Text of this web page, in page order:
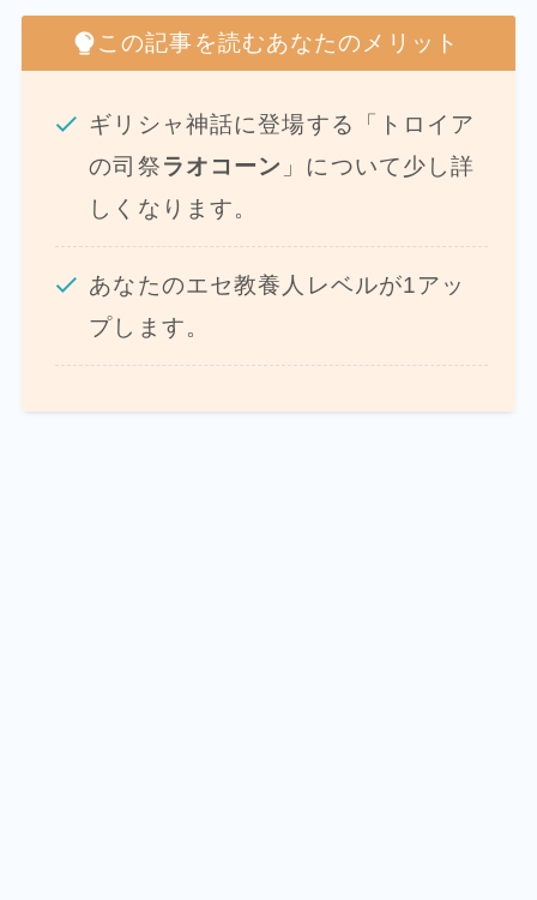
この記事を読むあなたのメリット
ギリシャ神話に登場する「トロイア
の司祭ラオコーン 」について少し詳
しくなります。
あなたのエセ教養人レベルが1アッ
プします。